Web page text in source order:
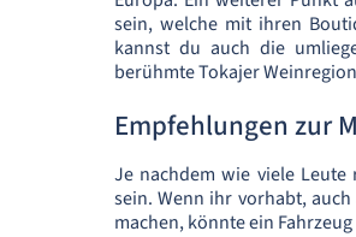
sein, welche mit ihren
kannst du auch die
berühmte Tokajer
Empfehlungen zur
Je nachdem wie viele
sein. Wenn ihr vorhabt,
machen, könnte ein